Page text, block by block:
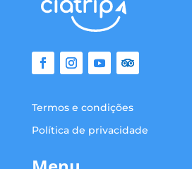
Termos e condições
Política de privacidade